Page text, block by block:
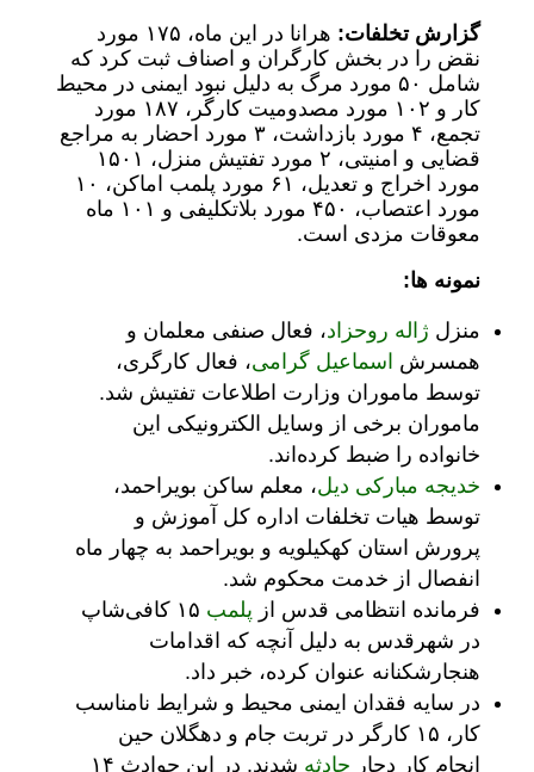
گزارش تخلفات:
هرانا در این ماه، ۱۷۵ مورد
نقض را در بخش کارگران و اصناف ثبت کرد که
شامل ۵۰ مورد مرگ به دلیل نبود ایمنی در محیط
کار و ۱۰۲ مورد مصدومیت کارگر، ۱۸۷ مورد
تجمع، ۴ مورد بازداشت، ۳ مورد احضار به مراجع
قضایی و امنیتی، ۲ مورد تفتیش منزل، ۱۵۰۱
مورد اخراج و تعدیل، ۶۱ مورد پلمب اماکن، ۱۰
مورد اعتصاب، ۴۵۰ مورد بلاتکلیفی و ۱۰۱ ماه
معوقات مزدی است.
نمونه ها:
منزل ژاله روحزاد، فعال صنفی معلمان و
همسرش اسماعیل گرامی، فعال کارگری،
توسط ماموران وزارت اطلاعات تفتیش شد.
ماموران برخی از وسایل الکترونیکی این
خانواده را ضبط کرده‌اند.
خدیجه مبارکی دیل، معلم ساکن بویراحمد،
توسط هیات تخلفات اداره کل آموزش و
پرورش استان کهکیلویه و بویراحمد به چهار ماه
انفصال از خدمت محکوم شد.
فرمانده انتظامی قدس از پلمب
۱۵ کافی‌شاپ
در شهرقدس به دلیل آنچه که اقدامات
هنجارشکنانه عنوان کرده، خبر داد.
در سایه فقدان ایمنی محیط و شرایط نامناسب
کار، ۱۵ کارگر در تربت جام و دهگلان حین
انجام کار دچار حادثه
شدند. در این حوادث ۱۴